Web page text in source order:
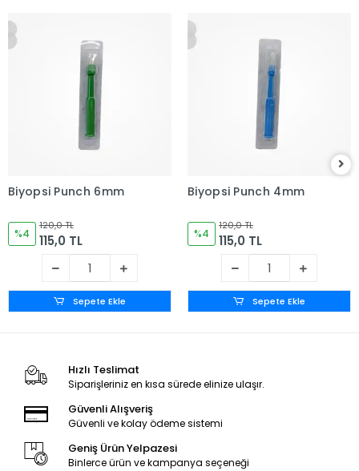
Biyopsi Punch 6mm
%4
120,0 TL
115,0 TL
Sepete Ekle
Biyopsi Punch 4mm
%4
120,0 TL
115,0 TL
Sepete Ekle
Hızlı Teslimat
Siparişleriniz en kısa sürede elinize ulaşır.
Güvenli Alışveriş
Güvenli ve kolay ödeme sistemi
Geniş Ürün Yelpazesi
Binlerce ürün ve kampanya seçeneği